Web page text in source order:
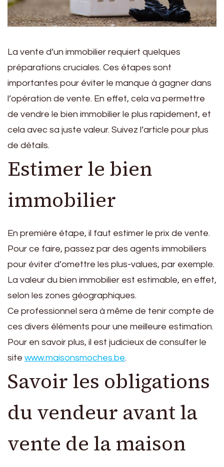
La vente d’un immobilier requiert quelques
préparations cruciales. Ces étapes sont
importantes pour éviter le manque à gagner dans
l’opération de vente. En effet, cela va permettre
de vendre le bien immobilier le plus rapidement, et
cela avec sa juste valeur. Suivez l’article pour plus
de détails.
Estimer le bien
immobilier
En première étape, il faut estimer le prix de vente.
Pour ce faire, passez par des agents immobiliers
pour éviter d’omettre les plus-values, par exemple.
La valeur du bien immobilier est estimable, en effet,
selon les zones géographiques.
Ce professionnel sera à même de tenir compte de
ces divers éléments pour une meilleure estimation.
Pour en savoir plus, il est judicieux de consulter le
site www.maisonsmoches.be.
Savoir les obligations
du vendeur avant la
vente de la maison